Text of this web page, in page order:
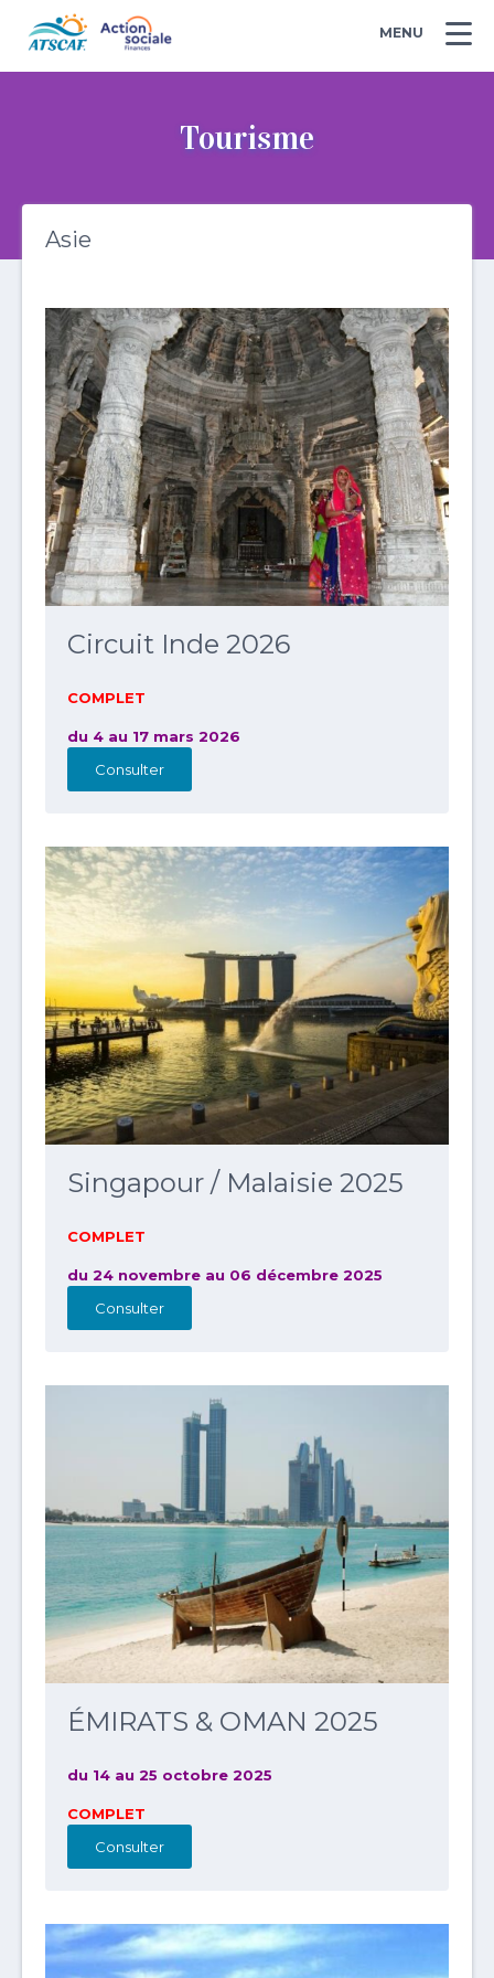
MENU
Tourisme
Asie
Circuit Inde 2026
COMPLET
du 4 au 17 mars 2026
Consulter
Singapour / Malaisie 2025
COMPLET
du 24 novembre au 06 décembre 2025
Consulter
ÉMIRATS & OMAN 2025
du 14 au 25 octobre 2025
COMPLET
Consulter